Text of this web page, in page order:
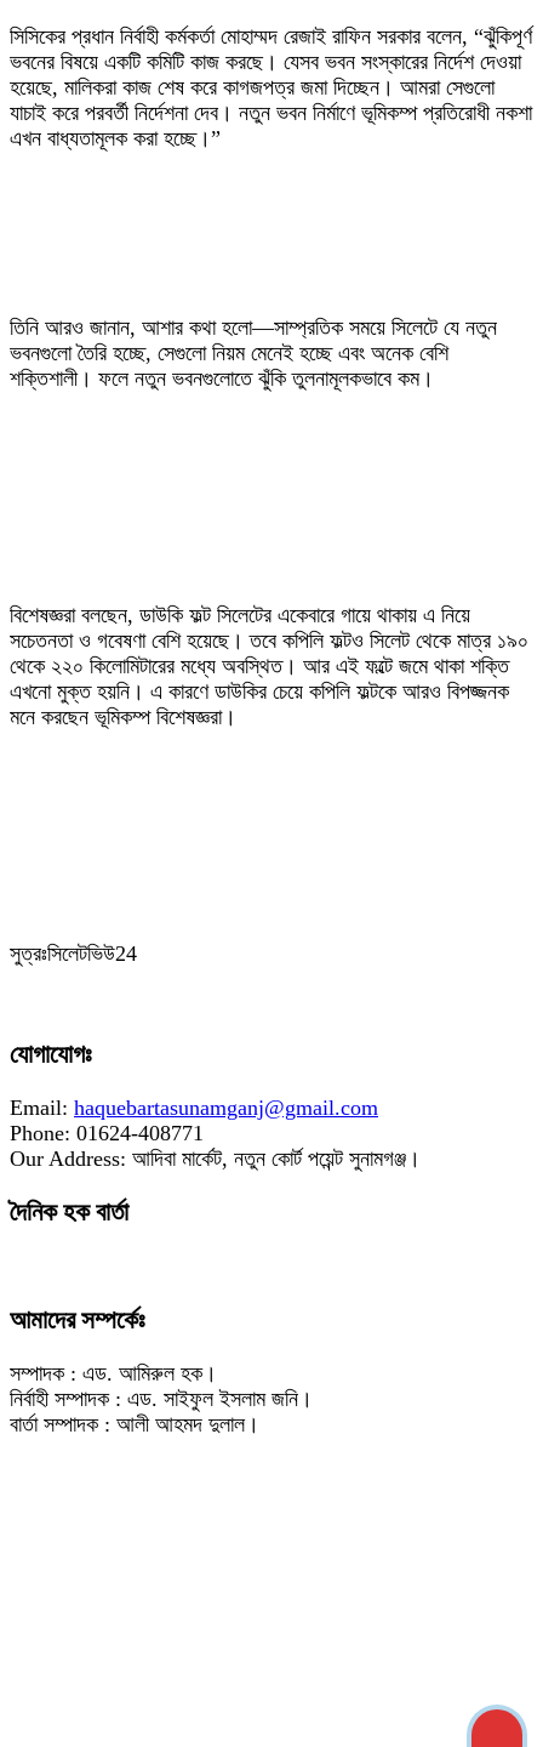
‎সিসিকের প্রধান নির্বাহী কর্মকর্তা মোহাম্মদ রেজাই রাফিন সরকার বলেন, “ঝুঁকিপূর্ণ
ভবনের বিষয়ে একটি কমিটি কাজ করছে। যেসব ভবন সংস্কারের নির্দেশ দেওয়া
হয়েছে, মালিকরা কাজ শেষ করে কাগজপত্র জমা দিচ্ছেন। আমরা সেগুলো
যাচাই করে পরবর্তী নির্দেশনা দেব। নতুন ভবন নির্মাণে ভূমিকম্প প্রতিরোধী নকশা
এখন বাধ্যতামূলক করা হচ্ছে।”
‎তিনি আরও জানান, আশার কথা হলো—সাম্প্রতিক সময়ে সিলেটে যে নতুন
ভবনগুলো তৈরি হচ্ছে, সেগুলো নিয়ম মেনেই হচ্ছে এবং অনেক বেশি
শক্তিশালী। ফলে নতুন ভবনগুলোতে ঝুঁকি তুলনামূলকভাবে কম।
‎বিশেষজ্ঞরা বলছেন, ডাউকি ফল্ট সিলেটের একেবারে গায়ে থাকায় এ নিয়ে
সচেতনতা ও গবেষণা বেশি হয়েছে। তবে কপিলি ফল্টও সিলেট থেকে মাত্র ১৯০
থেকে ২২০ কিলোমিটারের মধ্যে অবস্থিত। আর এই ফল্টে জমে থাকা শক্তি
এখনো মুক্ত হয়নি। এ কারণে ডাউকির চেয়ে কপিলি ফল্টকে আরও বিপজ্জনক
মনে করছেন ভূমিকম্প বিশেষজ্ঞরা।
‎সুত্রঃসিলেটভিউ24
যোগাযোগঃ
Email: haquebartasunamganj@gmail.com
Phone: 01624-408771
Our Address: আদিবা মার্কেট, নতুন কোর্ট পয়েন্ট সুনামগঞ্জ।
দৈনিক হক বার্তা
আমাদের সম্পর্কেঃ
সম্পাদক : এড. আমিরুল হক।
নির্বাহী সম্পাদক : এড. সাইফুল ইসলাম জনি।
বার্তা সম্পাদক : আলী আহমদ দুলাল।